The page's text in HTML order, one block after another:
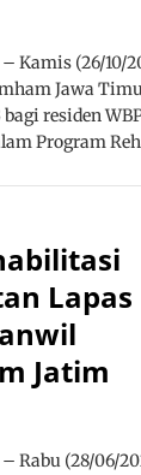
Kamis (26/10/
Jawa
residen
Program
Lapas
Jatim
Rabu (28/06/